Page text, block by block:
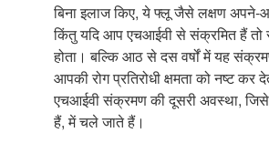
बिना इलाज किए, ये फ्लू जैसे लक्षण
किंतु यदि आप एचआईवी से संक्रमित हैं तो
होता। बल्कि आठ से दस वर्षों में यह
आपकी रोग प्रतिरोधी क्षमता को नष्ट
एचआईवी संक्रमण की दूसरी अवस्था,
हैं, में चले जाते हैं।